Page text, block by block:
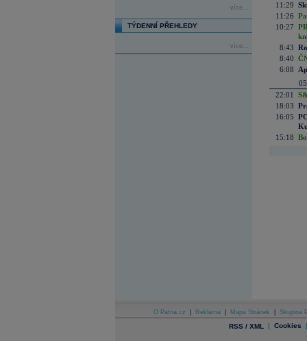
více...
TÝDENNÍ PŘEHLEDY
více...
11:29
11:26
10:27
8:43
8:40
6:08
22:01
18:03
16:05
15:18
O Patria.cz Reklama Mapa Stránek Skupina
RSS / XML | Cookies |